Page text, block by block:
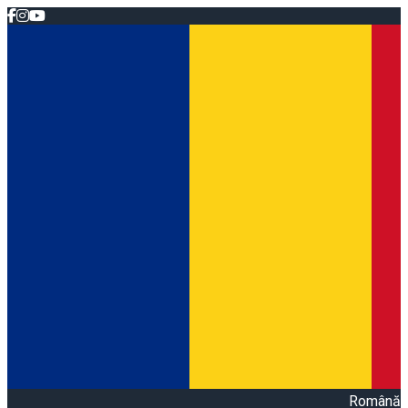
Română